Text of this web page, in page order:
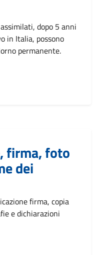
dopo 5 anni
in Italia, possono
permanente.
firma, foto
dei
firma, copia
e dichiarazioni